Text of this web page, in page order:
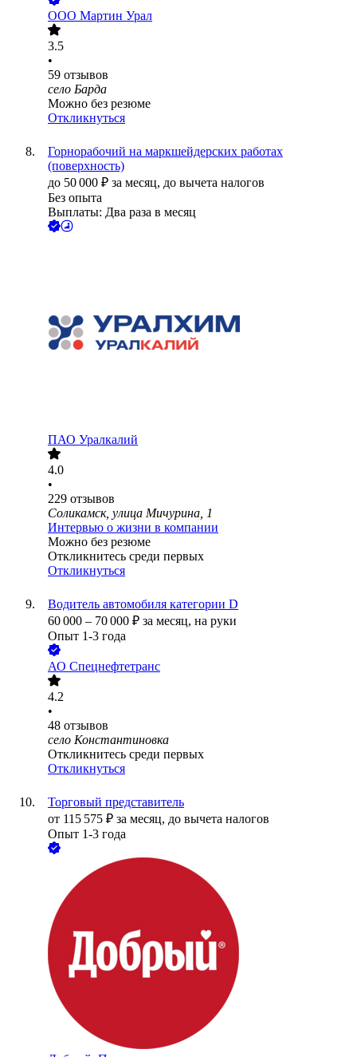
ООО Мартин Урал
3.5
•
59 отзывов
село Барда
Можно без резюме
Откликнуться
Горнорабочий на маркшейдерских работах
(поверхность)
до 50 000 ₽ за месяц, до вычета налогов
Без опыта
Выплаты: Два раза в месяц
ПАО Уралкалий
4.0
•
229 отзывов
Соликамск, улица Мичурина, 1
Интервью о жизни в компании
Можно без резюме
Откликнитесь среди первых
Откликнуться
Водитель автомобиля категории D
60 000 – 70 000 ₽ за месяц, на руки
Опыт 1-3 года
АО Спецнефтетранс
4.2
•
48 отзывов
село Константиновка
Откликнитесь среди первых
Откликнуться
Торговый представитель
от 115 575 ₽ за месяц, до вычета налогов
Опыт 1-3 года